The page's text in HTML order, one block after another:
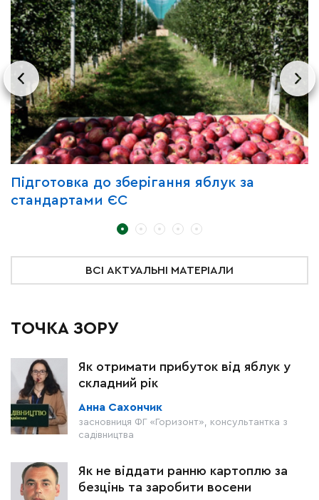
Підготовка до зберігання яблук за
стандартами ЄС
ВСІ АКТУАЛЬНІ МАТЕРІАЛИ
ТОЧКА ЗОРУ
Як отримати прибуток від яблук у
складний рік
Анна Сахончик
засновниця ФГ «Горизонт», консультантка з
садівництва
Як не віддати ранню картоплю за
безцінь та заробити восени